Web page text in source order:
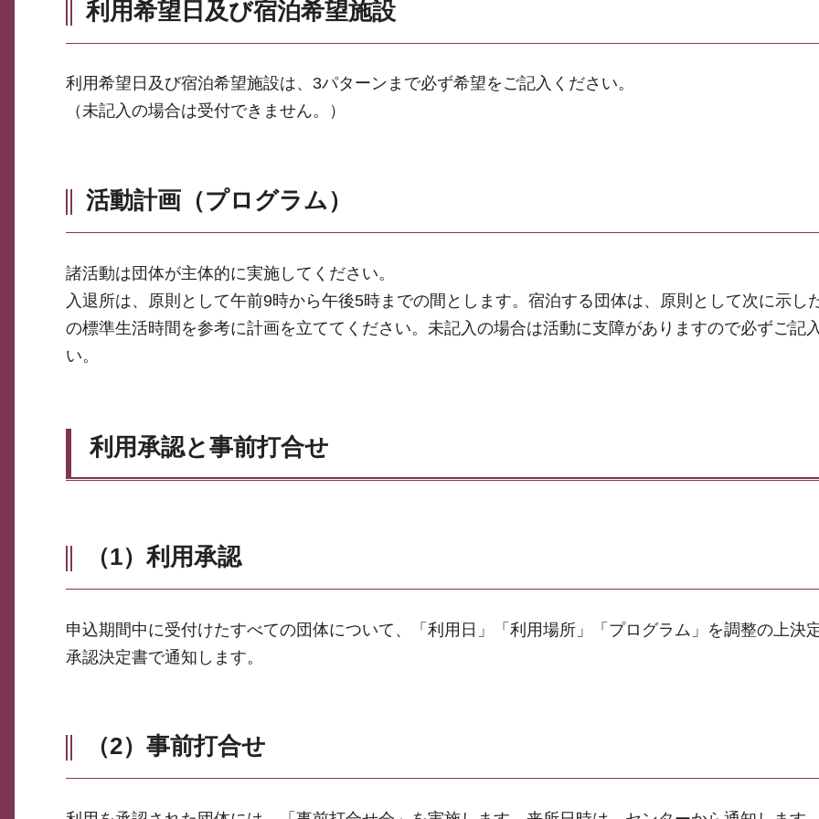
利用希望日及び宿泊希望施設
利用希望日及び宿泊希望施設は、3パターンまで必ず希望をご記入ください。
（未記入の場合は受付できません。）
活動計画（プログラム）
諸活動は団体が主体的に実施してください。
入退所は、原則として午前9時から午後5時までの間とします。宿泊する団体は、原則として次に示し
の標準生活時間を参考に計画を立ててください。未記入の場合は活動に支障がありますので必ずご記
い。
利用承認と事前打合せ
（1）利用承認
申込期間中に受付けたすべての団体について、「利用日」「利用場所」「プログラム」を調整の上決
承認決定書で通知します。
（2）事前打合せ